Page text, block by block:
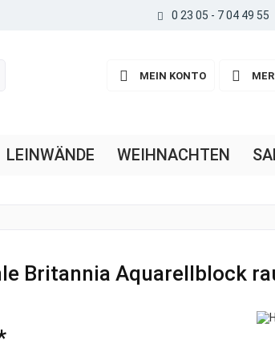
0 23 05 - 7 04 49 55
MEIN KONTO
LEINWÄNDE WEIHNACHTEN
Britannia Aquarellblock